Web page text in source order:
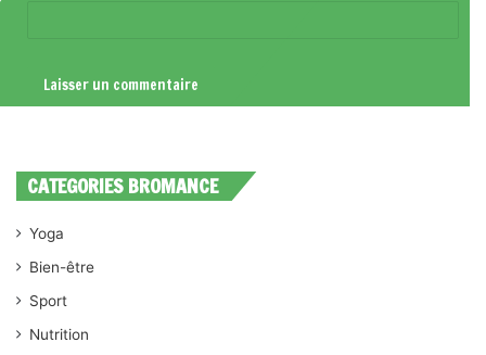
CATEGORIES BROMANCE
Yoga
Bien-être
Sport
Nutrition